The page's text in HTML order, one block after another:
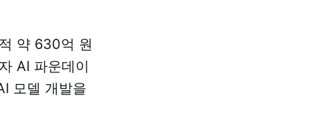
약 630억 원
AI 파운데이
모델 개발을